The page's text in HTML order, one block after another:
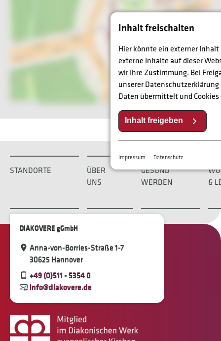
Inhalt freischalten
Hier könnte ein externer
externe Inhalte auf dieser
wir Ihre Zustimmung. Bei
unserer Datenschutzerklärung
Daten übermittelt und
Inhalt freigeben
Impressum Datenschutz
STANDORTE
ÜBER
UNS
GESUND
WERDEN
&
DIAKOVERE gGmbH
Anna-von-Borries-Straße 1-7
30625 Hannover
+49 (0)511 - 5354 0
info@diakovere.de